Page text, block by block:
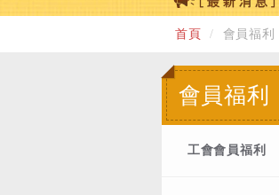
首頁 會員福利
會員福利
工會會員福利